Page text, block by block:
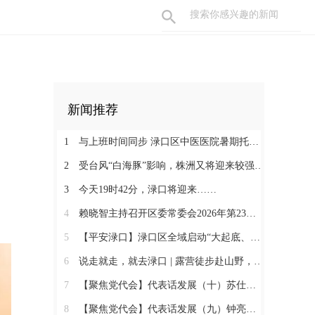
新闻推荐
1 与上班时间同步 渌口区中医医院暑期托管班破解职工带娃难题
2 受台风“白海豚”影响，株洲又将迎来较强降水过程！
3 今天19时42分，渌口将迎来……
4 赖晓智主持召开区委常委会2026年第23次会议
5 【平安渌口】渌口区全域启动“大起底、大巡防、大整治”百日攻坚行动
6 说走就走，就去渌口 | 露营徒步赴山野，狠狠“氧”你一夏
7 【聚焦党代会】代表话发展（十）苏仕兰：立足主业提质增效 锚定链条聚力发展
8 【聚焦党代会】代表话发展（九）钟亮：三箭齐发 走好专精特新之路